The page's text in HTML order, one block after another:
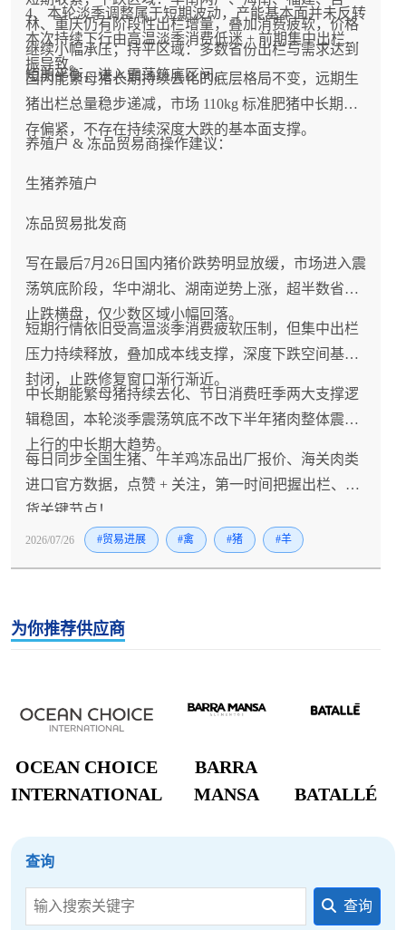
林、重庆仍有阶段性出栏增量，叠加消费疲软，价格
继续小幅承压；持平区域：多数省份出栏与需求达到
短期平衡，进入震荡筑底区间。
4、本轮淡季调整属于短期波动，产能基本面并未反转
本次持续下行由高温淡季消费低迷 + 前期集中出栏共
振导致。
国内能繁母猪长期持续去化的底层格局不变，远期生
猪出栏总量稳步递减，市场 110kg 标准肥猪中长期库
存偏紧，不存在持续深度大跌的基本面支撑。
养殖户 & 冻品贸易商操作建议：
生猪养殖户
冻品贸易批发商
写在最后7月26日国内猪价跌势明显放缓，市场进入震
荡筑底阶段，华中湖北、湖南逆势上涨，超半数省份
止跌横盘，仅少数区域小幅回落。
短期行情依旧受高温淡季消费疲软压制，但集中出栏
压力持续释放，叠加成本线支撑，深度下跌空间基本
封闭，止跌修复窗口渐行渐近。
中长期能繁母猪持续去化、节日消费旺季两大支撑逻
辑稳固，本轮淡季震荡筑底不改下半年猪肉整体震荡
上行的中长期大趋势。
每日同步全国生猪、牛羊鸡冻品出厂报价、海关肉类
进口官方数据，点赞 + 关注，第一时间把握出栏、拿
货关键节点！
2026/07/26 #贸易进展 #禽 #猪 #羊
为你推荐供应商
OCEAN CHOICE
INTERNATIONAL
BARRA
MANSA
BATALLÉ
查询
查询